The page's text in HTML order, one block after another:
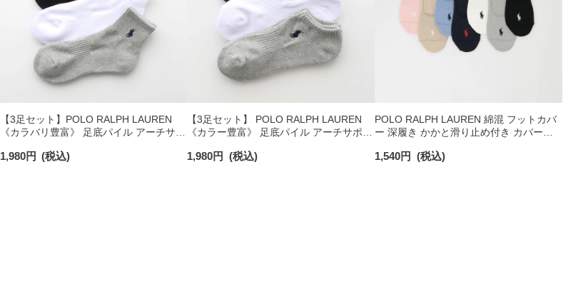
【3足セット】POLO RALPH LAUREN
《カラバリ豊富》 足底パイル アーチサポ
クス レディース 93246604
1,980円 (税込)
【3足セット】 POLO RALPH LAUREN
《カラー豊富》 足底パイル アーチサポー
クス レディース 93246602
1,980円 (税込)
POLO RALPH LAUREN 綿混 フットカバ
ー 深履き かかと滑り止め付き カバーソ
1,540円 (税込)